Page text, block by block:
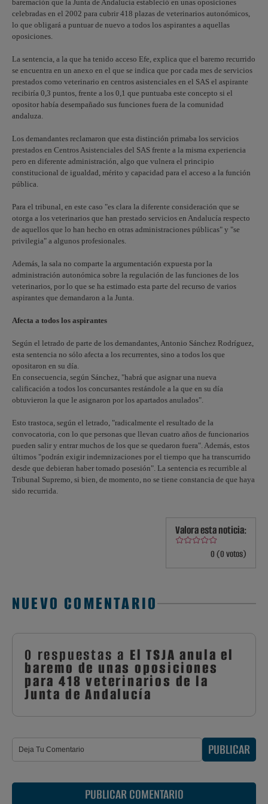
baremación que la Junta de Andalucía estableció en unas oposiciones
celebradas en el 2002 para cubrir 418 plazas de veterinarios autonómicos,
lo que obligará a puntuar de nuevo a todos los aspirantes a aquellas
oposiciones.
La sentencia, a la que ha tenido acceso Efe, explica que el baremo recurrido
se encuentra en un anexo en el que se indica que por cada mes de servicios
prestados como veterinario en centros asistenciales en el SAS el aspirante
recibiría 0,3 puntos, frente a los 0,1 que puntuaba este concepto si el
opositor había desempañado sus funciones fuera de la comunidad
andaluza.
Los demandantes reclamaron que esta distinción primaba los servicios
prestados en Centros Asistenciales del SAS frente a la misma experiencia
pero en diferente administración, algo que vulnera el principio
constitucional de igualdad, mérito y capacidad para el acceso a la función
pública.
Para el tribunal, en este caso "es clara la diferente consideración que se
otorga a los veterinarios que han prestado servicios en Andalucía respecto
de aquellos que lo han hecho en otras administraciones públicas" y "se
privilegia" a algunos profesionales.
Además, la sala no comparte la argumentación expuesta por la
administración autonómica sobre la regulación de las funciones de los
veterinarios, por lo que se ha estimado esta parte del recurso de varios
aspirantes que demandaron a la Junta.
Afecta a todos los aspirantes
Según el letrado de parte de los demandantes, Antonio Sánchez Rodríguez,
esta sentencia no sólo afecta a los recurrentes, sino a todos los que
opositaron en su día.
En consecuencia, según Sánchez, "habrá que asignar una nueva
calificación a todos los concursantes restándole a la que en su día
obtuvieron la que le asignaron por los apartados anulados".
Esto trastoca, según el letrado, "radicalmente el resultado de la
convocatoria, con lo que personas que llevan cuatro años de funcionarios
pueden salir y entrar muchos de los que se quedaron fuera". Además, estos
últimos "podrán exigir indemnizaciones por el tiempo que ha transcurrido
desde que debieran haber tomado posesión". La sentencia es recurrible al
Tribunal Supremo, si bien, de momento, no se tiene constancia de que haya
sido recurrida.
Valora esta noticia:
0 (0 votos)
NUEVO COMENTARIO
0 respuestas a El TSJA anula el
baremo de unas oposiciones
para 418 veterinarios de la
Junta de Andalucía
PUBLICAR
PUBLICAR COMENTARIO